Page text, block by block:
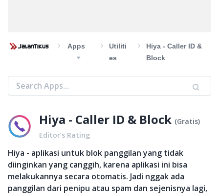
Apps
Utiliti
Es
Hiya - Caller ID &
Block
Hiya - Caller ID & Block (Gratis)
Editor’s Rating
Hiya - aplikasi untuk blok panggilan yang tidak
diinginkan yang canggih, karena aplikasi ini bisa
melakukannya secara otomatis. Jadi nggak ada
panggilan dari penipu atau spam dan sejenisnya lagi,